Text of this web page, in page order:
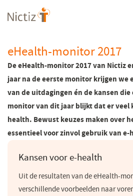
Overslaan
en
gaan
eHealth-monitor 2017
De eHealth-monitor 2017 van Nictiz
jaar na de eerste monitor krijgen we
van de uitdagingen én de kansen
monitor van dit jaar blijkt dat er veel
health. Bewust keuzes maken over
essentieel voor zinvol gebruik van e-
​Kansen voor e-health
Uit de resultaten van de eHealth-
verschillende voorbeelden naar